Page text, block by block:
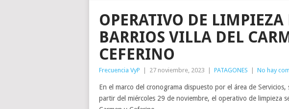
OPERATIVO DE LIMPIEZA
BARRIOS VILLA DEL
CEFERINO
Frecuencia VyP 27 noviembre, 2023 PATAGONES No hay
En el marco del cronograma dispuesto por el área de
partir del miércoles 29 de noviembre, el operativo de limpieza